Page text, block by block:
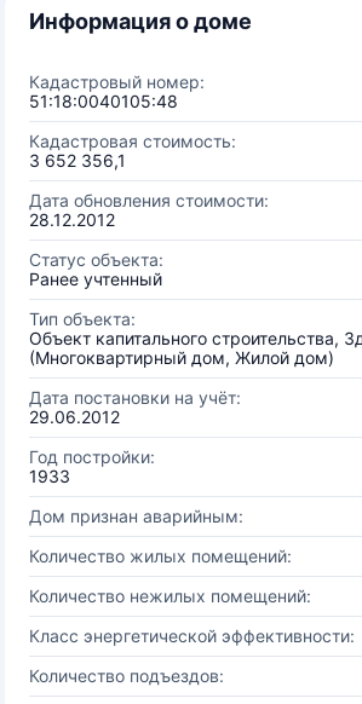
Информация о доме
Кадастровый номер:
51:18:0040105:48
Кадастровая стоимость:
3 652 356,1
Дата обновления стоимости:
28.12.2012
Статус объекта:
Ранее учтенный
Тип объекта:
Объект капитального строительства,
(Многоквартирный дом, Жилой дом)
Дата постановки на учёт:
29.06.2012
Год постройки:
1933
Дом признан аварийным:
Количество жилых помещений:
Количество нежилых помещений:
Класс энергетической эффективности:
Количество подъездов: